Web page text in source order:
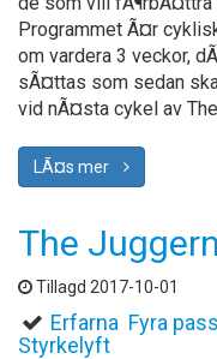
Programmet Ã¤r
om vardera 3 veckor,
sÃ¤ttas som sedan
vid nÃ¤sta cykel av
LÃ¤s mer
The
Tillagd 2017-10-01
Erfarna Fyra
Styrkelyft